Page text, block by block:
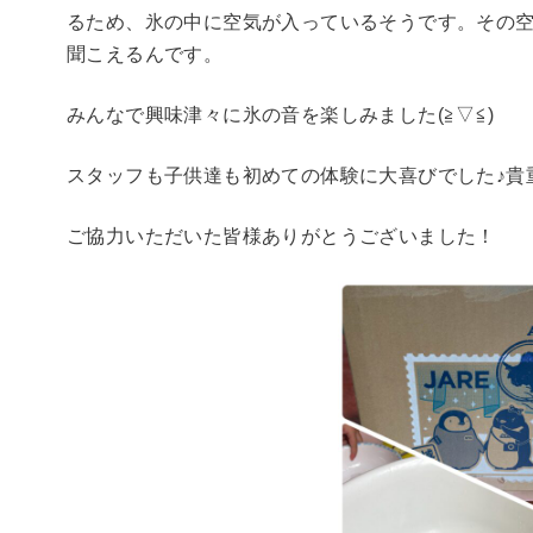
るため、氷の中に空気が入っているそうです。その
聞こえるんです。
みんなで興味津々に氷の音を楽しみました(≧▽≦)
スタッフも子供達も初めての体験に大喜びでした♪
ご協力いただいた皆様ありがとうございました！